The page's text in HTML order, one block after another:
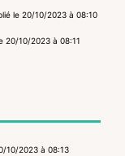
le 20/10/2023 à 08:10
20/10/2023 à 08:11
10/2023 à 08:13